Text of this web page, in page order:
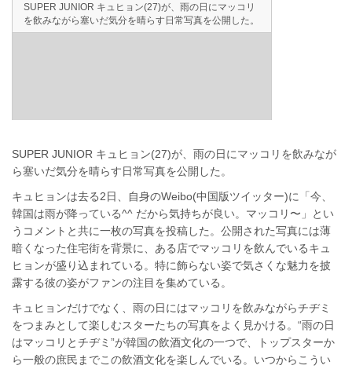
SUPER JUNIOR キュヒョン(27)が、雨の日にマッコリ
を飲みながら塞いだ気分を晴らす日常写真を公開した。
SUPER JUNIOR キュヒョン(27)が、雨の日にマッコリを飲みなが
ら塞いだ気分を晴らす日常写真を公開した。
キュヒョンは去る2日、自身のWeibo(中国版ツイッター)に「今、
韓国は雨が降っている^^ だから気持ちが良い。マッコリ〜」とい
うコメントと共に一枚の写真を投稿した。公開された写真には薄
暗くなった住宅街を背景に、ある店でマッコリを飲んでいるキュ
ヒョンが盛り込まれている。特に飾らない姿で気さくな魅力を披
露する彼の姿がファンの注目を集めている。
キュヒョンだけでなく、雨の日にはマッコリを飲みながらチヂミ
をつまみとして楽しむスターたちの写真をよく見かける。“雨の日
はマッコリとチヂミ”が韓国の飲酒文化の一つで、トップスターか
ら一般の庶民までこの飲酒文化を楽しんでいる。いつからこうい